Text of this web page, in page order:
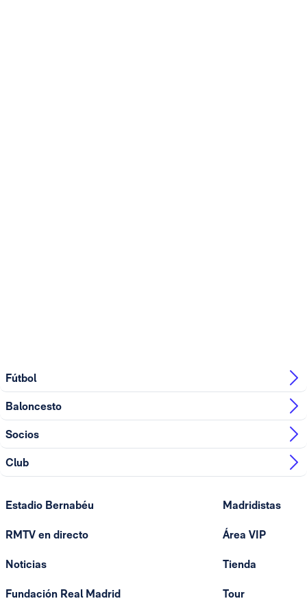
Fútbol
Baloncesto
Socios
Club
Estadio Bernabéu
RMTV en directo
Noticias
Fundación Real Madrid
Madridistas
Área VIP
Tienda
Tour